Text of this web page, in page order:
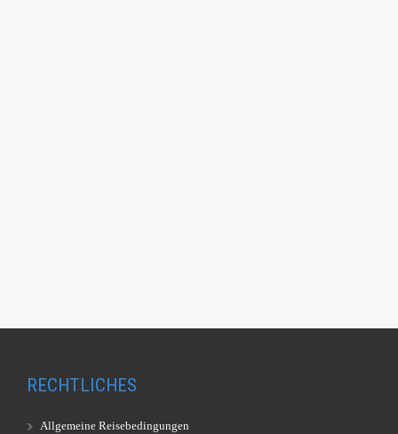
RECHTLICHES
Allgemeine Reisebedingungen